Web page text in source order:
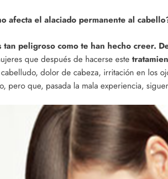
afecta el alaciado permanente al
tan peligroso como te han hecho creer.
que después de hacerse este
dolor de cabeza, irritación en los
pero que, pasada la mala experiencia,